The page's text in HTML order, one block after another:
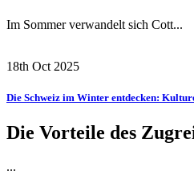
Im Sommer verwandelt sich Cott...
18th Oct 2025
Die Schweiz im Winter entdecken:
Die Vorteile des
...